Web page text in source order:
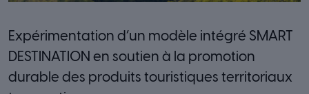
Expérimentation d’un modèle intégré SMART
DESTINATION en soutien à la promotion
durable des produits touristiques territoriaux